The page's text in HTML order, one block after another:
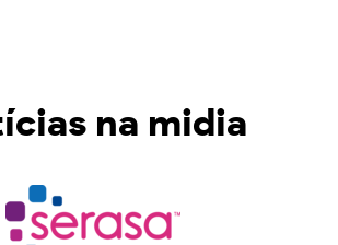
na midia